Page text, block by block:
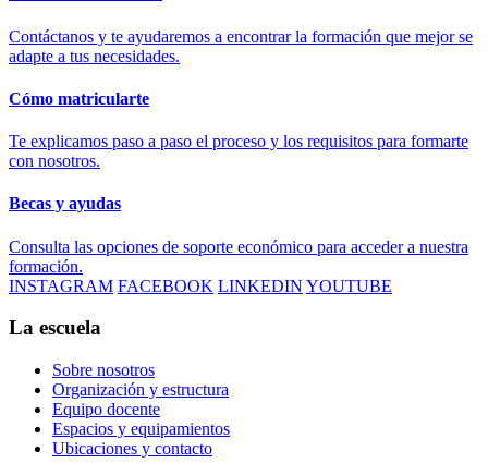
Contáctanos y te ayudaremos a encontrar la formación que mejor se
adapte a tus necesidades.
Cómo matricularte
Te explicamos paso a paso el proceso y los requisitos para formarte
con nosotros.
Becas y ayudas
Consulta las opciones de soporte económico para acceder a nuestra
formación.
INSTAGRAM FACEBOOK LINKEDIN YOUTUBE
La escuela
Sobre nosotros
Organización y estructura
Equipo docente
Espacios y equipamientos
Ubicaciones y contacto